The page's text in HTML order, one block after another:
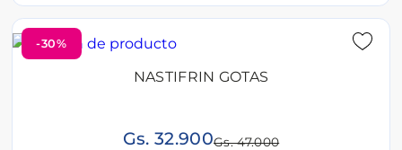
-30%
NASTIFRIN GOTAS
Gs. 32.900Gs. 47.000